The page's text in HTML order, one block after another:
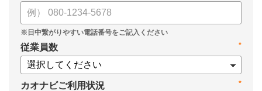
*
従業員数
*
カオナビご利用状況